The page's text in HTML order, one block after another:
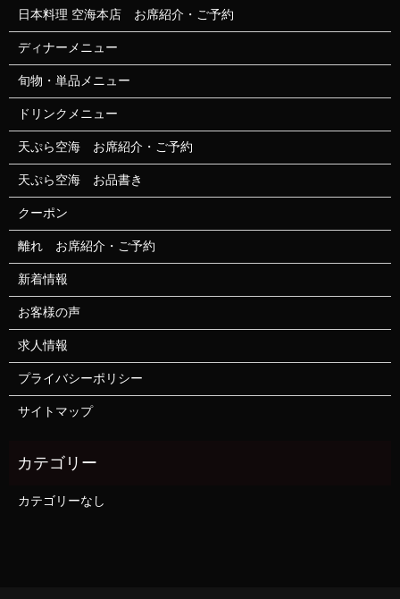
日本料理 空海本店 お席紹介・ご予約
ディナーメニュー
旬物・単品メニュー
ドリンクメニュー
天ぷら空海 お席紹介・ご予約
天ぷら空海 お品書き
クーポン
離れ お席紹介・ご予約
新着情報
お客様の声
求人情報
プライバシーポリシー
サイトマップ
カテゴリーなし